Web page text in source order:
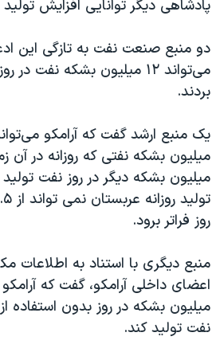
پادشاهی دیگر توانایی افزایش
دو منبع صنعت نفت به تازگی این
می‌تواند ۱۲ میلیون بشکه نفت
بردند.
میلیون بشکه دیگر در روز نفت
روز فراتر برود.
منبع دیگری با استناد به
میلیون بشکه در روز بدون استفاده
نفت تولید کند.